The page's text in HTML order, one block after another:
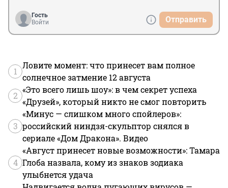
Гость
Войти
Отправить
1
Ловите момент: что принесет вам полное
солнечное затмение 12 августа
2
«Это всего лишь шоу»: в чем секрет успеха
«Друзей», который никто не смог повторить
3
«Минус — слишком много спойлеров»:
российский ниндзя-скульптор снялся в
сериале «Дом Дракона». Видео
4
«Август принесет новые возможности»: Тамара
Глоба назвала, кому из знаков зодиака
улыбнется удача